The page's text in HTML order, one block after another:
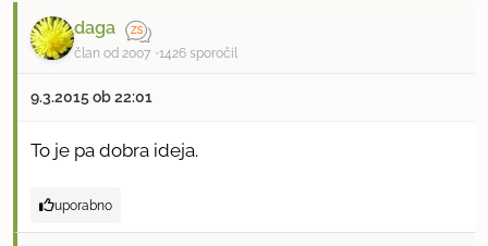
daga
član od 2007 1426 sporočil
9.3.2015 ob 22:01
To je pa dobra ideja.
uporabno